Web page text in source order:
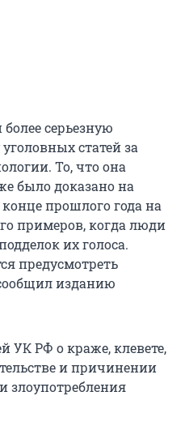
серьезную
статей за
То, что она
было доказано на
прошлого года на
примеров, когда люди
их голоса.
предусмотреть
изданию
УК РФ о краже, клевете,
и причинении
злоупотребления